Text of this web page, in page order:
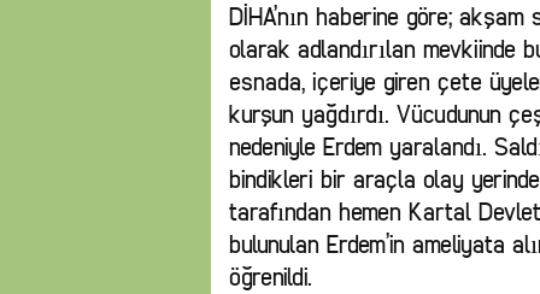
DİHA’nın haberine göre;
olarak adlandırılan mevkiinde
esnada, içeriye giren çete
kurşun yağdırdı. Vücudunun
nedeniyle Erdem yaralandı.
bindikleri bir araçla olay
tarafından hemen Kartal
bulunulan Erdem’in ameliyata
öğrenildi.